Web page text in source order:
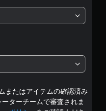
は
5
階
中
の
またはアイテムの確認済み
ターチームで審査されま